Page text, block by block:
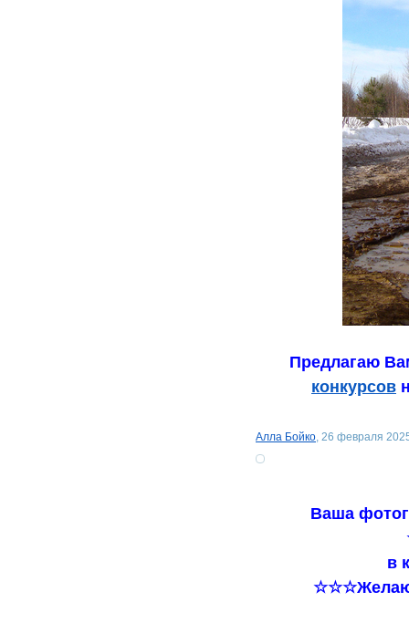
Предлагаю
конкурсов
Алла Бойко, 26 февраля
Ваша
в
☆☆☆Желаю